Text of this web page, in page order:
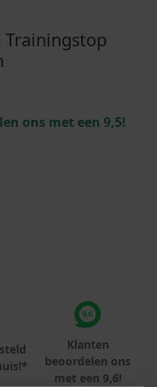
Trainingstop
ons met een 9,5!
Klanten
beoordelen ons
met een 9,6!